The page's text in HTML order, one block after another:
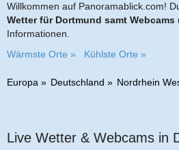
Willkommen auf Panoramablick.com!
Wetter für Dortmund samt Webcams
Informationen.
Wärmste Orte »
Kühlste Orte »
Europa Deutschland Nordrhein
Live Wetter & Webcams in